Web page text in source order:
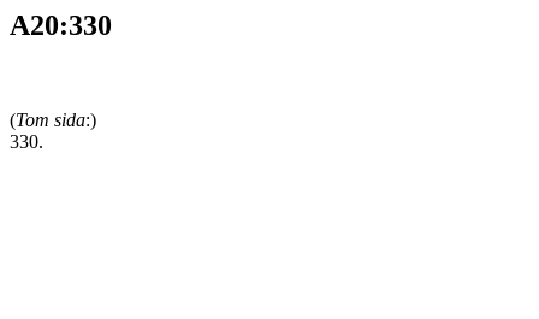
A20:330
(Tom sida:)
330.